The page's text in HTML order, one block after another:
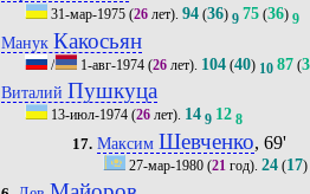
31-мар-1975(26лет). 94(36) 9 75(36) 9
Манук Какосьян
/ 1-авг-1974(26лет). 104(40) 10 87(
Виталий Пушкуца
13-июл-1974(26лет). 14 9 12 8
17. Максим Шевченко, 69'
27-мар-1980 (21 год).24 (17)